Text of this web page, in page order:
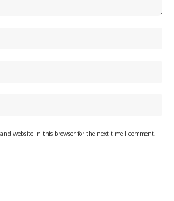
website in this browser for the next time I comment.